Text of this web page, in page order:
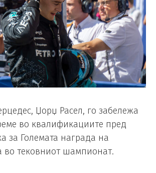
Џорџ Расел, го забележа
во квалификациите пред
за Големата награда на
во тековниот шампионат.